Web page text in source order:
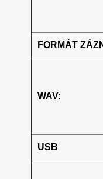
FORMÁT
WAV:
USB